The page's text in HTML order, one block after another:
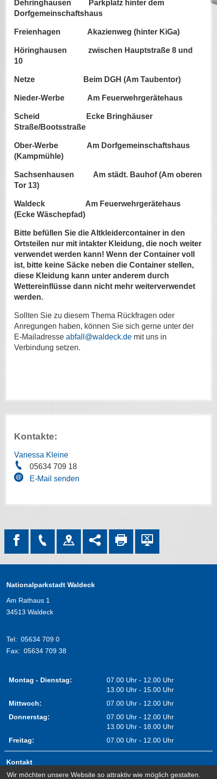
Dehringhausen Parkplatz hinter dem
Dorfgemeinschaftshaus
Freienhagen Akazienweg (hinter KiGa)
Höringhausen zwischen Hauptstraße 8 und
10
Netze Beim DGH (Am Taubentor)
Nieder-Werbe Am Feuerwehrgerätehaus
Scheid Ecke Bringhäuser
Straße/Bootsstraße
Ober-Werbe Am Dorfgemeinschaftshaus
(Kampmühle)
Sachsenhausen Am städt. Bauhof (Am oberen
Tor 13)
Waldeck Am Feuerwehrgerätehaus
(Ecke Wäschepfad)
Bitte befüllen Sie die Altkleidercontainer in den
Ortsteilen nur mit intakter Kleidung, die noch weiter
verwendet werden kann! Wenn der Container voll
ist, bitte keine Säcke neben die Container stellen,
diese Kleidung kann unter anderem durch
Wettereinflüsse dann nicht mehr weiterverwendet
werden.
Sollten Sie zu diesem Thema Rückfragen oder
Anregungen haben, können Sie sich gerne unter der
E-Mailadresse abfall@waldeck.demit uns in
Verbindung setzen.
Kontakte:
Vanessa Kleine
05634 709 18
E-Mail senden
Nationalparkstadt Waldeck
Am Rathaus 1
34513 Waldeck
Tel: 05634 709 0
Fax: 05634 709 38
Montag - Dienstag:
07.00 Uhr - 12.00 Uhr
13.00 Uhr - 15.00 Uhr
Mittwoch:
07.00 Uhr - 12.00 Uhr
Donnerstag:
07.00 Uhr - 12.00 Uhr
13.00 Uhr - 18.00 Uhr
Freitag:
07.00 Uhr - 12.00 Uhr
Kontakt
Impressum
Wir möchten unsere Website so attraktiv wie möglich gestalten.